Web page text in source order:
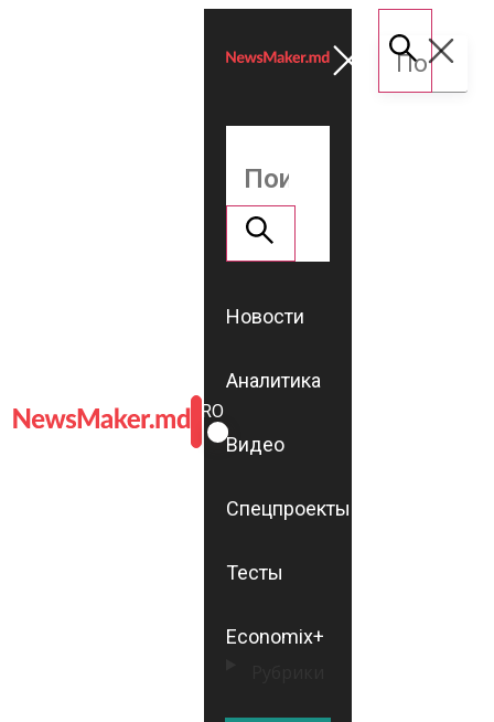
ROMÂNĂ
RU
Новости
Аналитика
Видео
Спецпроекты
Тесты
Economix+